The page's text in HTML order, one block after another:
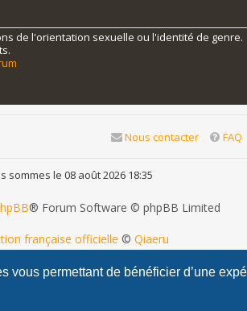
vous permettant de bénéficier d’une
de l'orientation sexuelle ou l'identité de genre.
FAQ
Nous contacter
sommes le 08 août 2026 18:35
® Forum Software © phpBB Limited
française officielle © Qiaeru
Theme byPixelGoose Studio